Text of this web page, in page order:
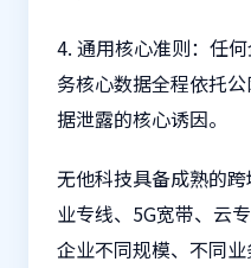
4. 通用核心准则：任
务核心数据全程依托
据泄露的核心诱因。
无他科技具备成熟的
业专线、 5G宽带、云
企业不同规模、不同